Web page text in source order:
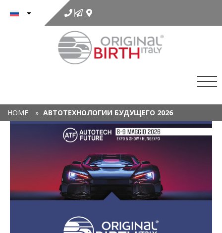
содержимому
HOME » АВТОТЕХНОЛОГИИ БУДУЩЕГО 2026